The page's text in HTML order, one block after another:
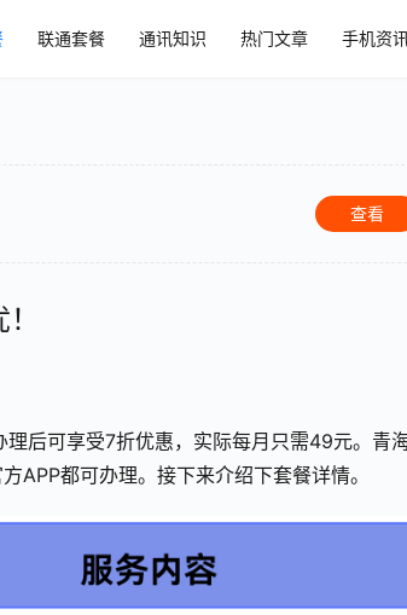
联通套餐 通讯知识 热门文章 手机资
查看
后可享受7折优惠，实际每月只需49元。青
APP都可办理。接下来介绍下套餐详情。